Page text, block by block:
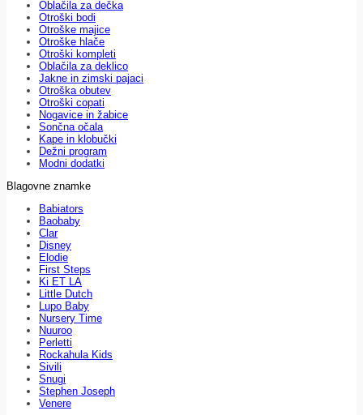
Oblačila za dečka
Otroški bodi
Otroške majice
Otroške hlače
Otroški kompleti
Oblačila za deklico
Jakne in zimski pajaci
Otroška obutev
Otroški copati
Nogavice in žabice
Sončna očala
Kape in klobučki
Dežni program
Modni dodatki
Blagovne znamke
Babiators
Baobaby
Clar
Disney
Elodie
First Steps
Ki ET LA
Little Dutch
Lupo Baby
Nursery Time
Nuuroo
Perletti
Rockahula Kids
Sivili
Snugi
Stephen Joseph
Venere